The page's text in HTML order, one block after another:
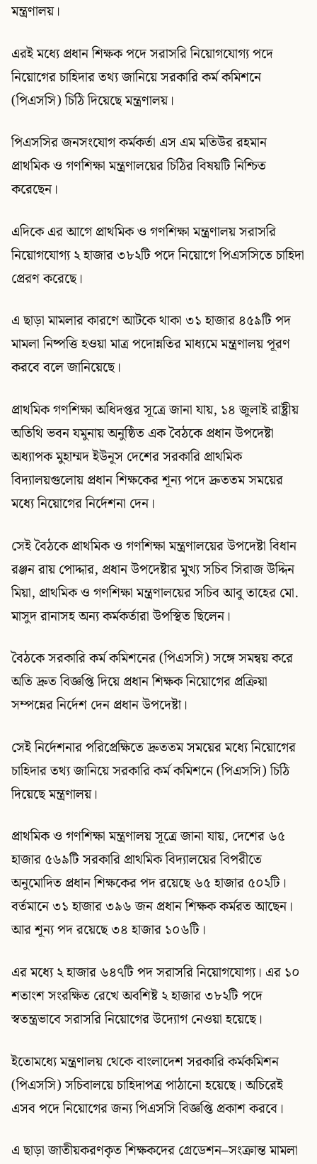
মন্ত্রণালয়।
এরই মধ্যে প্রধান শিক্ষক পদে সরাসরি নিয়োগযোগ্য পদে
নিয়োগের চাহিদার তথ্য জানিয়ে সরকারি কর্ম কমিশনে
(পিএসসি) চিঠি দিয়েছে মন্ত্রণালয়।
পিএসসির জনসংযোগ কর্মকর্তা এস এম মতিউর রহমান
প্রাথমিক ও গণশিক্ষা মন্ত্রণালয়ের চিঠির বিষয়টি নিশ্চিত
করেছেন।
এদিকে এর আগে প্রাথমিক ও গণশিক্ষা মন্ত্রণালয় সরাসরি
নিয়োগযোগ্য ২ হাজার ৩৮২টি পদে নিয়োগে পিএসসিতে চাহিদা
প্রেরণ করেছে।
এ ছাড়া মামলার কারণে আটকে থাকা ৩১ হাজার ৪৫৯টি পদ
মামলা নিষ্পত্তি হওয়া মাত্র পদোন্নতির মাধ্যমে মন্ত্রণালয় পূরণ
করবে বলে জানিয়েছে।
প্রাথমিক গণশিক্ষা অধিদপ্তর সূত্রে জানা যায়, ১৪ জুলাই রাষ্ট্রীয়
অতিথি ভবন যমুনায় অনুষ্ঠিত এক বৈঠকে প্রধান উপদেষ্টা
অধ্যাপক মুহাম্মদ ইউনূস দেশের সরকারি প্রাথমিক
বিদ্যালয়গুলোয় প্রধান শিক্ষকের শূন্য পদে দ্রুততম সময়ের
মধ্যে নিয়োগের নির্দেশনা দেন।
সেই বৈঠকে প্রাথমিক ও গণশিক্ষা মন্ত্রণালয়ের উপদেষ্টা বিধান
রঞ্জন রায় পোদ্দার, প্রধান উপদেষ্টার মুখ্য সচিব সিরাজ উদ্দিন
মিয়া, প্রাথমিক ও গণশিক্ষা মন্ত্রণালয়ের সচিব আবু তাহের মো.
মাসুদ রানাসহ অন্য কর্মকর্তারা উপস্থিত ছিলেন।
বৈঠকে সরকারি কর্ম কমিশনের (পিএসসি) সঙ্গে সমন্বয় করে
অতি দ্রুত বিজ্ঞপ্তি দিয়ে প্রধান শিক্ষক নিয়োগের প্রক্রিয়া
সম্পন্নের নির্দেশ দেন প্রধান উপদেষ্টা।
সেই নির্দেশনার পরিপ্রেক্ষিতে দ্রুততম সময়ের মধ্যে নিয়োগের
চাহিদার তথ্য জানিয়ে সরকারি কর্ম কমিশনে (পিএসসি) চিঠি
দিয়েছে মন্ত্রণালয়।
প্রাথমিক ও গণশিক্ষা মন্ত্রণালয় সূত্রে জানা যায়, দেশের ৬৫
হাজার ৫৬৯টি সরকারি প্রাথমিক বিদ্যালয়ের বিপরীতে
অনুমোদিত প্রধান শিক্ষকের পদ রয়েছে ৬৫ হাজার ৫০২টি।
বর্তমানে ৩১ হাজার ৩৯৬ জন প্রধান শিক্ষক কর্মরত আছেন।
আর শূন্য পদ রয়েছে ৩৪ হাজার ১০৬টি।
এর মধ্যে ২ হাজার ৬৪৭টি পদ সরাসরি নিয়োগযোগ্য। এর ১০
শতাংশ সংরক্ষিত রেখে অবশিষ্ট ২ হাজার ৩৮২টি পদে
স্বতন্ত্রভাবে সরাসরি নিয়োগের উদ্যোগ নেওয়া হয়েছে।
ইতোমধ্যে মন্ত্রণালয় থেকে বাংলাদেশ সরকারি কর্মকমিশন
(পিএসসি) সচিবালয়ে চাহিদাপত্র পাঠানো হয়েছে। অচিরেই
এসব পদে নিয়োগের জন্য পিএসসি বিজ্ঞপ্তি প্রকাশ করবে।
এ ছাড়া জাতীয়করণকৃত শিক্ষকদের গ্রেডেশন–সংক্রান্ত মামলা